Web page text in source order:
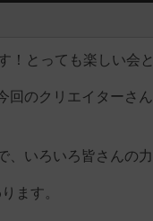
！とっても楽しい会
回のクリエイターさ
、いろいろ皆さんの
ます。